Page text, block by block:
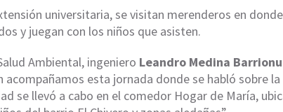
universitaria, se visitan merenderos en
y juegan con los niños que asisten.
Ambiental, ingeniero Leandro Medina
esta jornada donde se habló sobre la
se llevó a cabo en el comedor Hogar de María,